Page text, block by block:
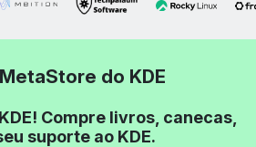
do KDE
Compre livros, canecas,
suporte ao KDE.